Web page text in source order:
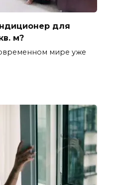
для
м?
мире уже